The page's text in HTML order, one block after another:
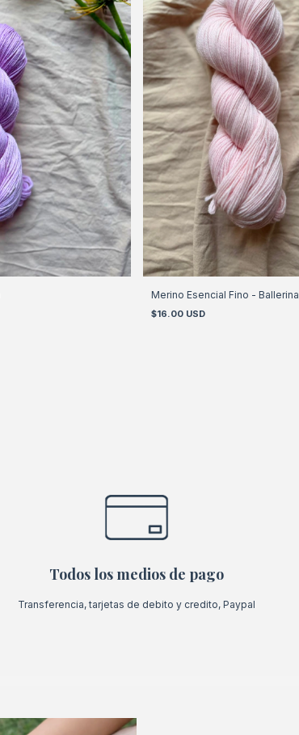
Merino Esencial Fino - Ballerina
$16.00 USD
Todos los medios de pago
Transferencia, tarjetas de debito y credito, Paypal